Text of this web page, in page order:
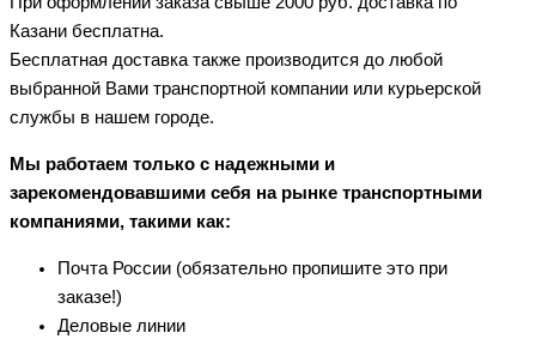
Казани бесплатна.
Бесплатная доставка также производится до любой
выбранной Вами транспортной компании или курьерской
службы в нашем городе.
Мы работаем только с надежными и
зарекомендовавшими себя на рынке транспортными
компаниями, такими как:
Почта России (обязательно пропишите это при
заказе!)
Деловые линии